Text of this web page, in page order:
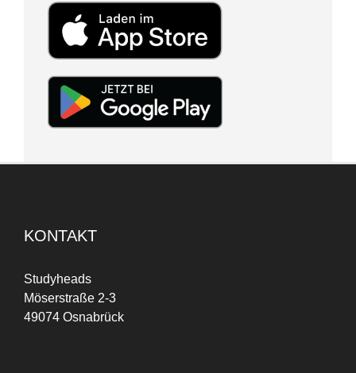
KONTAKT
Studyheads
Möserstraße 2-3
49074 Osnabrück